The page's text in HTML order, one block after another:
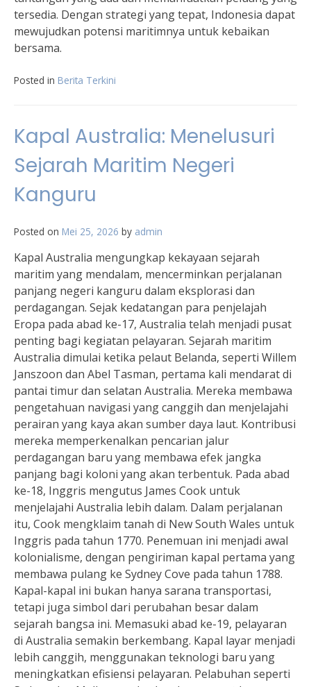
tersedia. Dengan strategi yang tepat, Indonesia dapat
mewujudkan potensi maritimnya untuk kebaikan
bersama.
Posted in Berita Terkini
Kapal Australia: Menelusuri
Sejarah Maritim Negeri
Kanguru
Posted on Mei 25, 2026 by admin
Kapal Australia mengungkap kekayaan sejarah
maritim yang mendalam, mencerminkan perjalanan
panjang negeri kanguru dalam eksplorasi dan
perdagangan. Sejak kedatangan para penjelajah
Eropa pada abad ke-17, Australia telah menjadi pusat
penting bagi kegiatan pelayaran. Sejarah maritim
Australia dimulai ketika pelaut Belanda, seperti Willem
Janszoon dan Abel Tasman, pertama kali mendarat di
pantai timur dan selatan Australia. Mereka membawa
pengetahuan navigasi yang canggih dan menjelajahi
perairan yang kaya akan sumber daya laut. Kontribusi
mereka memperkenalkan pencarian jalur
perdagangan baru yang membawa efek jangka
panjang bagi koloni yang akan terbentuk. Pada abad
ke-18, Inggris mengutus James Cook untuk
menjelajahi Australia lebih dalam. Dalam perjalanan
itu, Cook mengklaim tanah di New South Wales untuk
Inggris pada tahun 1770. Penemuan ini menjadi awal
kolonialisme, dengan pengiriman kapal pertama yang
membawa pulang ke Sydney Cove pada tahun 1788.
Kapal-kapal ini bukan hanya sarana transportasi,
tetapi juga simbol dari perubahan besar dalam
sejarah bangsa ini. Memasuki abad ke-19, pelayaran
di Australia semakin berkembang. Kapal layar menjadi
lebih canggih, menggunakan teknologi baru yang
meningkatkan efisiensi pelayaran. Pelabuhan seperti